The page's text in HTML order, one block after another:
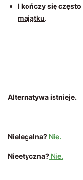
I kończy się często
majątku.
Alternatywa istnieje.
Nielegalna? Nie.
Nieetyczna? Nie.